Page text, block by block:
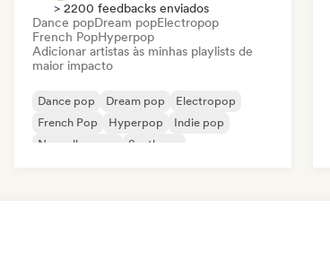
> 2200 feedbacks enviados
Dance popDream popElectropop
French PopHyperpop
Adicionar artistas às minhas playlists de
maior impacto
Dance pop Dream pop
Electropop
French Pop
Hyperpop
Indie pop
Nouvelle scene
Synthpop